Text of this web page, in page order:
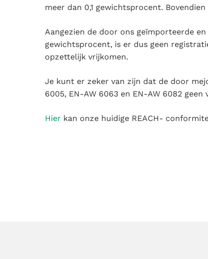
meer dan 0,1 gewichtsprocent.
Aangezien de door ons geïmporteerde
gewichtsprocent, is er dus geen
opzettelijk vrijkomen.
Je kunt er zeker van zijn dat de door
6005, EN-AW 6063 en EN-AW 6082
Hier kan onze huidige REACH-